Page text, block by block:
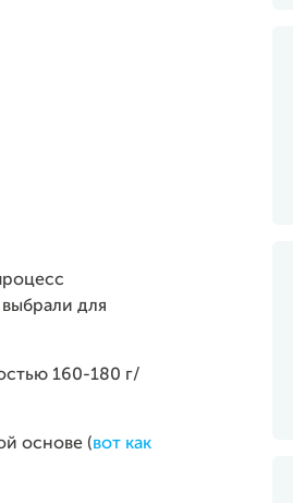
выбрали для
160-180 г/
основе (вот как